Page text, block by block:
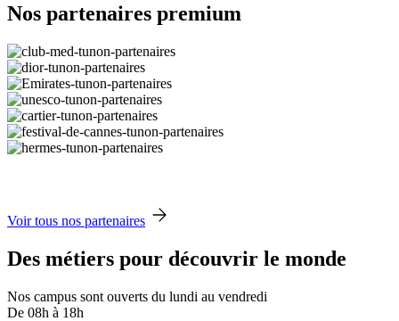
Nos partenaires premium
Voir tous nos partenaires
Des métiers pour découvrir le monde
Nos campus sont ouverts du lundi au vendredi
De 08h à 18h